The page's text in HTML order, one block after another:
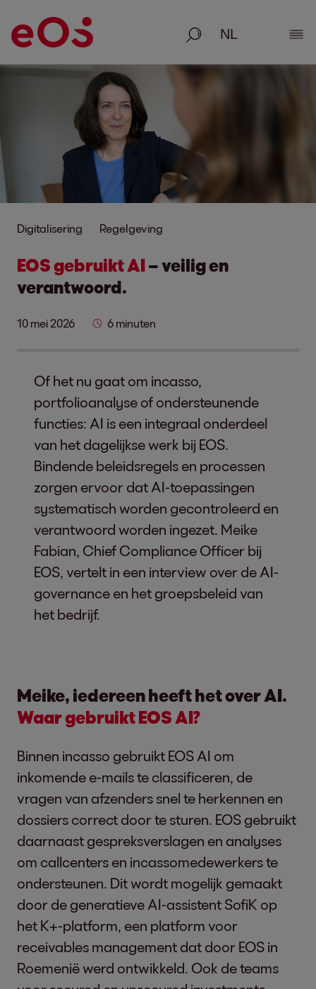
Zoeken
Digitalisering Regelgeving
EOS gebruikt AI– veilig en
verantwoord.
10 mei 2026 6 minuten
Of het nu gaat om incasso,
portfolioanalyse of ondersteunende
functies: AI is een integraal onderdeel
van het dagelijkse werk bij EOS.
Bindende beleidsregels en processen
zorgen ervoor dat AI-toepassingen
systematisch worden gecontroleerd en
verantwoord worden ingezet. Meike
Fabian, Chief Compliance Officer bij
EOS, vertelt in een interview over de AI-
governance en het groepsbeleid van
het bedrijf.
Meike, iedereen heeft het over AI.
Waar gebruikt EOS AI?
Binnen incasso gebruikt EOS AI om
inkomende e-mails te classificeren, de
vragen van afzenders snel te herkennen en
dossiers correct door te sturen. EOS gebruikt
daarnaast gespreksverslagen en analyses
om callcenters en incassomedewerkers te
ondersteunen. Dit wordt mogelijk gemaakt
door de generatieve AI-assistent SofiK op
het K+-platform, een platform voor
receivables management dat door EOS in
Roemenië werd ontwikkeld. Ook de teams